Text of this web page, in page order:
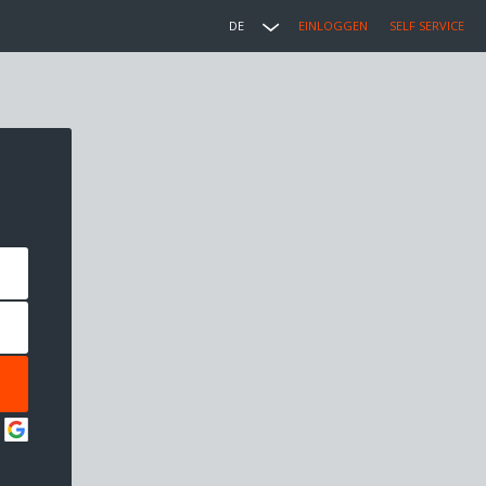
DE EINLOGGEN SELF SERVICE